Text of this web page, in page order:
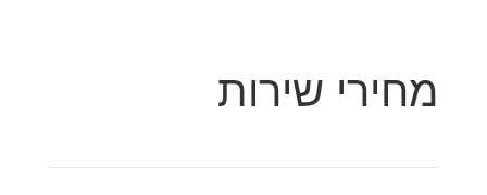
מחירי שירות